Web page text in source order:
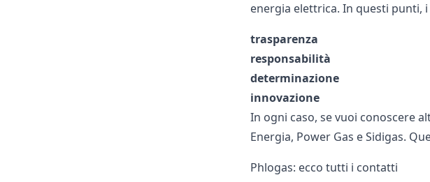
energia elettrica. In questi punti, i
trasparenza
responsabilità
determinazione
innovazione
In ogni caso, se vuoi conoscere
Energia, Power Gas eSidigas.
Phlogas: ecco tutti i contatti